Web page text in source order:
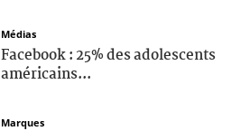
Médias
Facebook : 25% des adolescents
américains...
Marques